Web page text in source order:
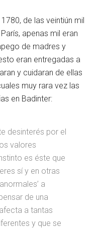
de las veintiún mil
apenas mil eran
de madres y
eran entregadas a
y cuidaran de ellas
muy rara vez las
en Badinter:
desinterés por el
valores
es éste que
sí y en otras
a
de una
a tantas
y que se